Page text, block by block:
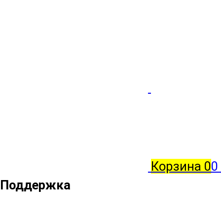
Корзина 0
Поддержка